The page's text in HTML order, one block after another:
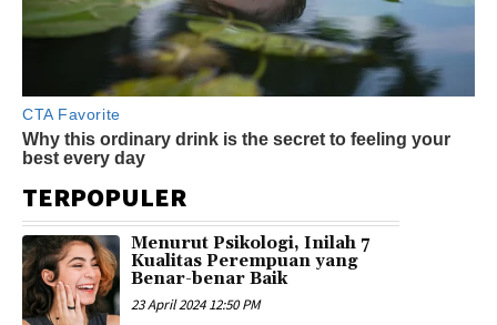
TERPOPULER
Menurut Psikologi, Inilah 7
Kualitas Perempuan yang
Benar-benar Baik
23 April 2024 12:50 PM